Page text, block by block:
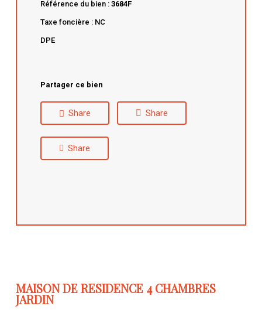
Référence du bien :3684F
Taxe foncière : NC
DPE
Partager ce bien
Share Share
Share
MAISON DE RESIDENCE 4 CHAMBRES
JARDIN